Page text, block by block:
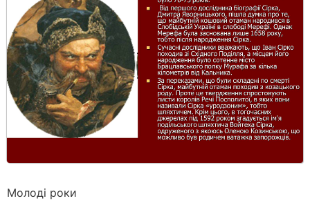
Молоді роки